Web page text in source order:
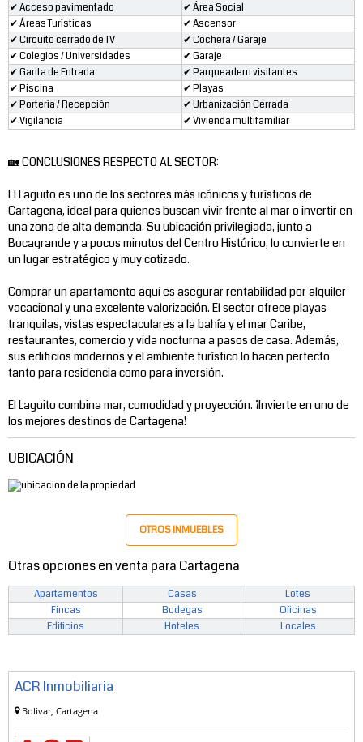
✔ Acceso pavimentado
✔ Área Social
✔ Áreas Turísticas
✔ Ascensor
✔ Circuito cerrado de TV
✔ Cochera / Garaje
✔ Colegios / Universidades
✔ Garaje
✔ Garita de Entrada
✔ Parqueadero visitantes
✔ Piscina
✔ Playas
✔ Portería / Recepción
✔ Urbanización Cerrada
✔ Vigilancia
✔ Vivienda multifamiliar
🏡 CONCLUSIONES RESPECTO AL SECTOR:
El Laguito es uno de los sectores más icónicos y turísticos de
Cartagena, ideal para quienes buscan vivir frente al mar o invertir en
una zona de alta demanda. Su ubicación privilegiada, junto a
Bocagrande y a pocos minutos del Centro Histórico, lo convierte en
un lugar estratégico y muy cotizado.
Comprar un apartamento aquí es asegurar rentabilidad por alquiler
vacacional y una excelente valorización. El sector ofrece playas
tranquilas, vistas espectaculares a la bahía y el mar Caribe,
restaurantes, comercio y vida nocturna a pasos de casa. Además,
sus edificios modernos y el ambiente turístico lo hacen perfecto
tanto para residencia como para inversión.
El Laguito combina mar, comodidad y proyección. ¡Invierte en uno de
los mejores destinos de Cartagena!
UBICACIÓN
OTROS INMUEBLES
Otras opciones en venta para Cartagena
Apartamentos Casas
Lotes
Fincas
Bodegas
Oficinas
Edificios
Hoteles Locales
ACR Inmobiliaria
Bolivar, Cartagena